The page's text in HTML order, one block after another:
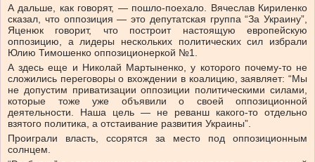
А дальше, как говорят, — пошло-поехало. Вячеслав Кириленко
сказал, что оппозиция — это депутатская группа “За Украину”,
Яценюк говорит, что построит настоящую европейскую
оппозицию, а лидеры нескольких политических сил избрали
Юлию Тимошенко оппозиционеркой №1.
А здесь еще и Николай Мартыненко, у которого почему-то не
сложились переговоры о вхождении в коалицию, заявляет: “Мы
не допустим приватизации оппозиции политическими силами,
которые тоже уже объявили о своей оппозиционной
деятельности. Наша цель — не реванш какого-то отдельно
взятого политика, а отстаивание развития Украины”.
Проиграли власть, ссорятся за место под оппозиционным
солнцем.